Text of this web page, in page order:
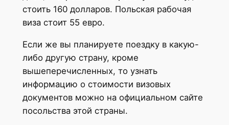
стоить 160 долларов. Польская рабочая
виза стоит 55 евро.
Если же вы планируете поездку в какую-
либо другую страну, кроме
вышеперечисленных, то узнать
информацию о стоимости визовых
документов можно на официальном сайте
посольства этой страны.